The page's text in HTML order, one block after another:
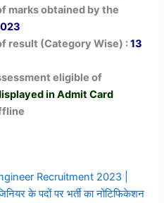
marks obtained by the
result (Category Wise) :13
eligible of
in Admit Card
Recruitment 2023 |
के पदों पर भर्ती का नोटिफिकेशन